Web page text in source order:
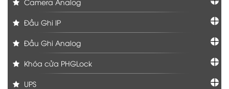
Đầu Ghi IP
Đầu Ghi Analog
Khóa cửa PHGLock
UPS